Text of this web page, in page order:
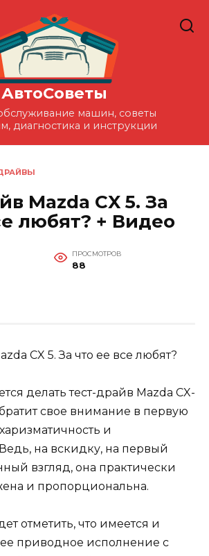
АвтоСоветы
машин, советы
диагностика и инструкции
Mazda CX 5. За
любят? + Видео
ПРОСМОТРОВ
88
делать тест-драйв Mazda CX-
свое внимание в первую
и
на вскидку, на первый
взгляд, она практически
и пропорциональна.
отметить, что имеется и
приводное исполнение с